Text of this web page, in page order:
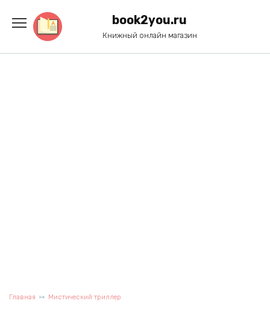
содержанию
book2you.ru
Книжный онлайн магазин
Главная Мистический триллер